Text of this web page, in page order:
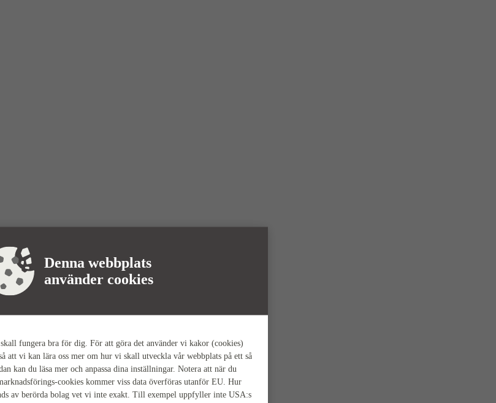
Denna webbplats
använder cookies
fungera bra för dig. För att göra det använder vi kakor (cookies)
att vi kan lära oss mer om hur vi skall utveckla vår webbplats på ett så
kan du läsa mer och anpassa dina inställningar. Notera att när du
cookies kommer viss data överföras utanför EU. Hur
av berörda bolag vet vi inte exakt. Till exempel uppfyller inte USA:s